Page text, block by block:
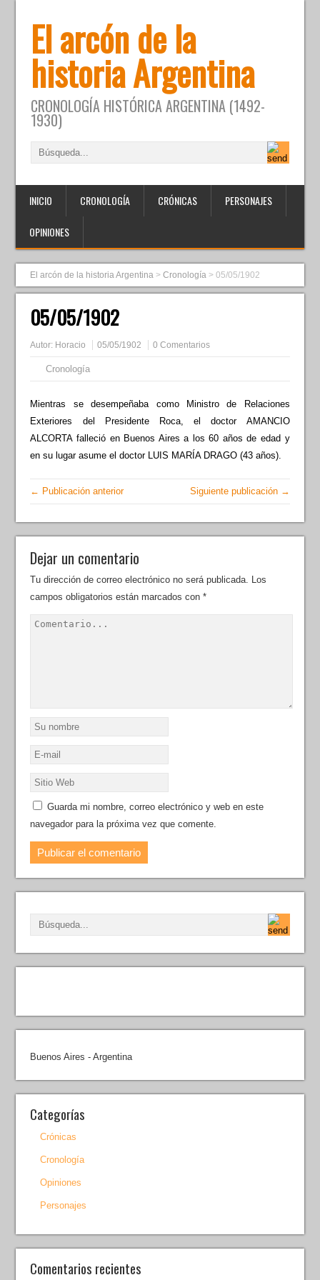
El arcón de la
historia Argentina
CRONOLOGÍA HISTÓRICA ARGENTINA (1492-
1930)
INICIO CRONOLOGÍA CRÓNICAS PERSONAJES
OPINIONES
El arcón de la historia Argentina >Cronología >05/05/1902
05/05/1902
Autor: Horacio 05/05/1902 0 Comentarios
Cronología
Mientras se desempeñaba como Ministro de Relaciones
Exteriores del Presidente Roca, el doctor AMANCIO
ALCORTA falleció en Buenos Aires a los 60 años de edad y
en su lugar asume el doctor LUIS MARÍA DRAGO (43 años).
← Publicación anterior Siguiente publicación →
Dejar un comentario
Tu dirección de correo electrónico no será publicada. Los
campos obligatorios están marcados con*
Guarda mi nombre, correo electrónico y web en este
navegador para la próxima vez que comente.
Buenos Aires - Argentina
Categorías
Crónicas
Cronología
Opiniones
Personajes
Comentarios recientes